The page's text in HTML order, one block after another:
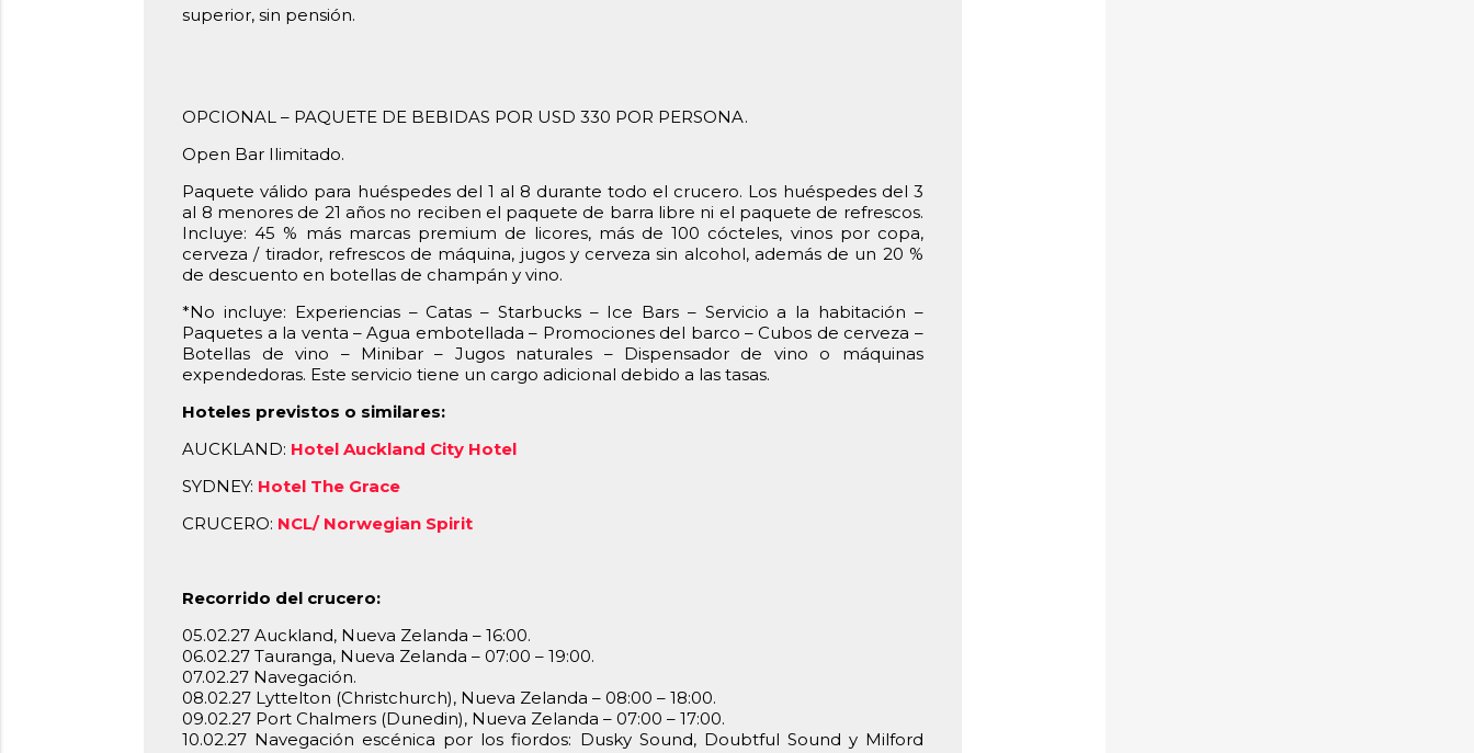
superior, sin pensión.
OPCIONAL – PAQUETE DE BEBIDAS POR USD 330 POR PERSONA.
Open Bar Ilimitado.
Paquete válido para huéspedes del 1 al 8 durante todo el crucero. Los huéspedes del 3
al 8 menores de 21 años no reciben el paquete de barra libre ni el paquete de refrescos.
Incluye: 45 % más marcas premium de licores, más de 100 cócteles, vinos por copa,
cerveza / tirador, refrescos de máquina, jugos y cerveza sin alcohol, además de un 20 %
de descuento en botellas de champán y vino.
*No incluye: Experiencias – Catas – Starbucks – Ice Bars – Servicio a la habitación –
Paquetes a la venta – Agua embotellada – Promociones del barco – Cubos de cerveza –
Botellas de vino – Minibar – Jugos naturales – Dispensador de vino o máquinas
expendedoras. Este servicio tiene un cargo adicional debido a las tasas.
Hoteles previstos o similares:
AUCKLAND: Hotel Auckland City Hotel
SYDNEY: Hotel The Grace
CRUCERO: NCL/ Norwegian Spirit
Recorrido del crucero:
05.02.27 Auckland, Nueva Zelanda – 16:00.
06.02.27 Tauranga, Nueva Zelanda – 07:00 – 19:00.
07.02.27 Navegación.
08.02.27 Lyttelton (Christchurch), Nueva Zelanda – 08:00 – 18:00.
09.02.27 Port Chalmers (Dunedin), Nueva Zelanda – 07:00 – 17:00.
10.02.27 Navegación escénica por los fiordos: Dusky Sound, Doubtful Sound y Milford